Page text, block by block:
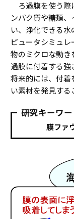
ろ過膜を使う際
ンパク質や糖類
い、浄化できる
ピュータシミュ
物のミクロな動き
過膜に付着する強
将来的には、付着
い素材を発見する
研究キーワー
膜ファ